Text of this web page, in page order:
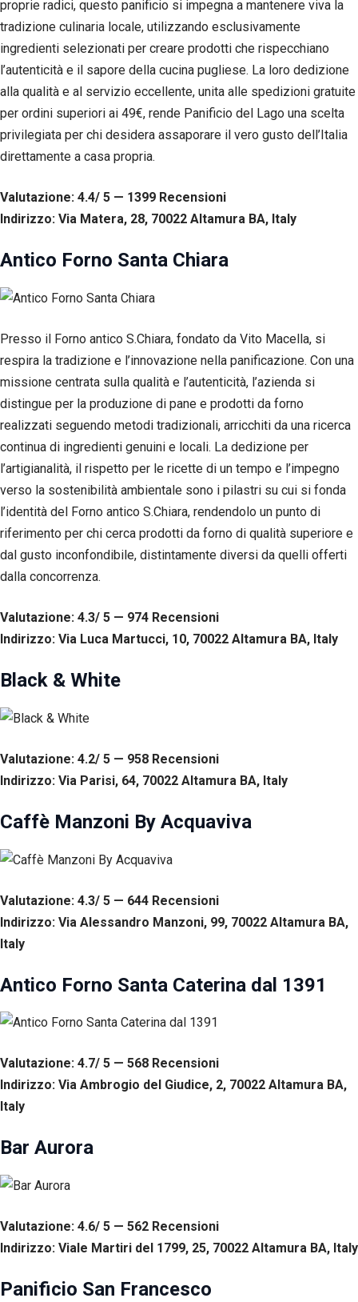
proprie radici, questo panificio si impegna a mantenere viva la
tradizione culinaria locale, utilizzando esclusivamente
ingredienti selezionati per creare prodotti che rispecchiano
l’autenticità e il sapore della cucina pugliese. La loro dedizione
alla qualità e al servizio eccellente, unita alle spedizioni gratuite
per ordini superiori ai 49€, rende Panificio del Lago una scelta
privilegiata per chi desidera assaporare il vero gusto dell’Italia
direttamente a casa propria.
Valutazione: 4.4/ 5 — 1399 Recensioni
Indirizzo: Via Matera, 28, 70022 Altamura BA, Italy
Antico Forno Santa Chiara
Presso il Forno antico S.Chiara, fondato da Vito Macella, si
respira la tradizione e l’innovazione nella panificazione. Con una
missione centrata sulla qualità e l’autenticità, l’azienda si
distingue per la produzione di pane e prodotti da forno
realizzati seguendo metodi tradizionali, arricchiti da una ricerca
continua di ingredienti genuini e locali. La dedizione per
l’artigianalità, il rispetto per le ricette di un tempo e l’impegno
verso la sostenibilità ambientale sono i pilastri su cui si fonda
l’identità del Forno antico S.Chiara, rendendolo un punto di
riferimento per chi cerca prodotti da forno di qualità superiore e
dal gusto inconfondibile, distintamente diversi da quelli offerti
dalla concorrenza.
Valutazione: 4.3/ 5 — 974 Recensioni
Indirizzo: Via Luca Martucci, 10, 70022 Altamura BA, Italy
Black & White
Valutazione: 4.2/ 5 — 958 Recensioni
Indirizzo: Via Parisi, 64, 70022 Altamura BA, Italy
Caffè Manzoni By Acquaviva
Valutazione: 4.3/ 5 — 644 Recensioni
Indirizzo: Via Alessandro Manzoni, 99, 70022 Altamura BA,
Italy
Antico Forno Santa Caterina dal 1391
Valutazione: 4.7/ 5 — 568 Recensioni
Indirizzo: Via Ambrogio del Giudice, 2, 70022 Altamura BA,
Italy
Bar Aurora
Valutazione: 4.6/ 5 — 562 Recensioni
Indirizzo: Viale Martiri del 1799, 25, 70022 Altamura BA, Italy
Panificio San Francesco